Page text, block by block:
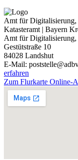
Amt für Digitalisierung,
Katasteramt | Bayern
Amt für Digitalisierung,
Gestütstraße 10
84028 Landshut
E-Mail:
erfahren
Zum Flurkarte Online-